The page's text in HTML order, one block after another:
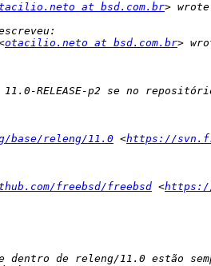
at bsd.com.br
otacilio.neto at bsd.com.br
base/releng/11.0 <https://
freebsd/freebsd <https://
dentro de releng/11.0 estão